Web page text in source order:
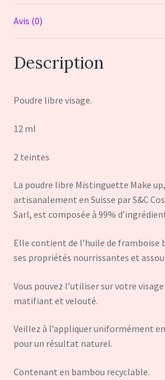
Avis (0)
Description
Poudre libre visage.
12 ml
2 teintes
La poudre libre Mistinguette Make
artisanalement en Suisse par S&C
Sarl, est composée à 99%
Elle contient de l’huile de framboise
ses propriétés nourrissantes et
Vous pouvez l’utiliser sur votre
matifiant et velouté.
Veillez à l’appliquer uniformément
pour un résultat naturel.
Contenant en bambou recyclable.